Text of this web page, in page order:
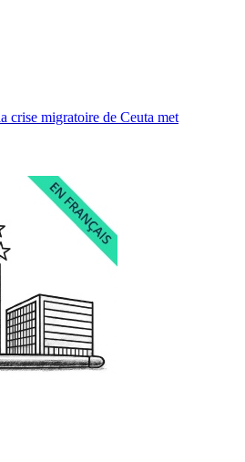
crise migratoire de Ceuta met